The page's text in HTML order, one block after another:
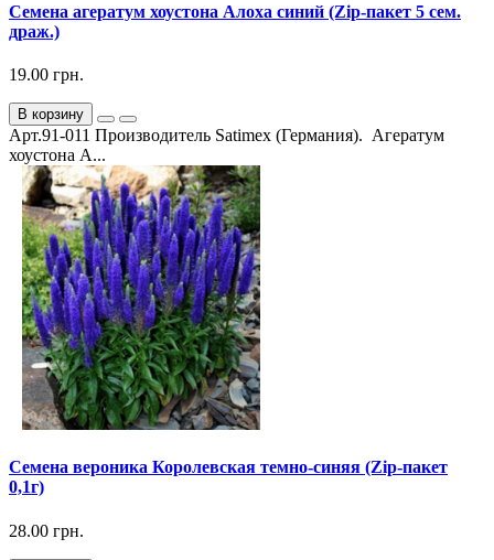
Семена агератум хоустона Алоха синий (Zip-пакет 5 сем.
драж.)
19.00 грн.
В корзину
Арт.91-011 Производитель Satimex (Германия). Агератум
хоустона А...
Семена вероника Королевская темно-синяя (Zip-пакет
0,1г)
28.00 грн.